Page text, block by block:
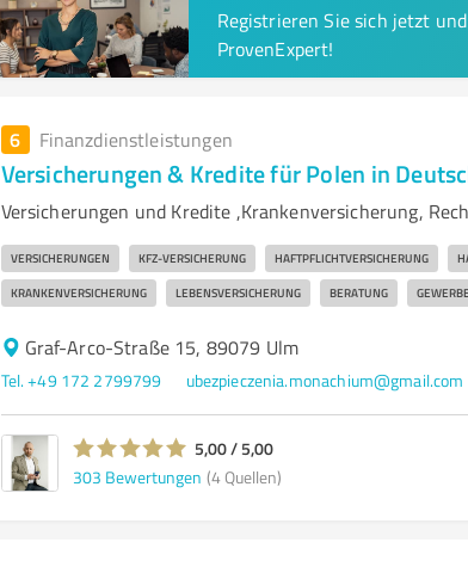
Registrieren Sie sich jetzt
ProvenExpert!
6 Finanzdienstleistungen
Versicherungen & Kredite für Polen in
Versicherungen und Kredite ,Krankenversicherung,
VERSICHERUNGEN KFZ-VERSICHERUNG HAFTPFLICHTVERSICHERUNG
KRANKENVERSICHERUNG LEBENSVERSICHERUNG BERATUNG GEWERBE
Graf-Arco-Straße 15, 89079 Ulm
Tel. +49 172 2799799 ubezpieczenia.monachium@gmail.com
5,00 / 5,00
303 Bewertungen (4 Quellen)